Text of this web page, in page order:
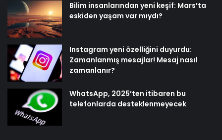
Bilim insanlarından yeni keşif: Mars’ta
eskiden yaşam var mıydı?
Instagram yeni özelliğini duyurdu:
Zamanlanmış mesajlar! Mesaj nasıl
zamanlanır?
WhatsApp, 2025’ten itibaren bu
telefonlarda desteklenmeyecek